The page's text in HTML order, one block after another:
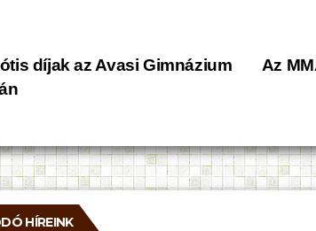
Az
díjak az Avasi Gimnázium
HÍREINK